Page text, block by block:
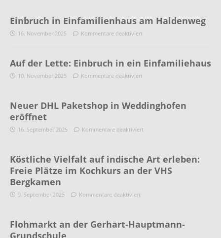
Einbruch in Einfamilienhaus am Haldenweg
16. November 2025 Kommentare deaktiviert
Auf der Lette: Einbruch in ein Einfamiliehaus
10. November 2025 Kommentare deaktiviert
Neuer DHL Paketshop in Weddinghofen
eröffnet
16. September 2025 Kommentare deaktiviert
Köstliche Vielfalt auf indische Art erleben:
Freie Plätze im Kochkurs an der VHS
Bergkamen
9. September 2025 Kommentare deaktiviert
Flohmarkt an der Gerhart-Hauptmann-